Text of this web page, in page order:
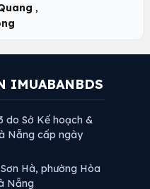
,
IMUABANBDS
do Sở Kế hoạch &
Nẵng cấp ngày
Hà, phường Hòa
Nẵng